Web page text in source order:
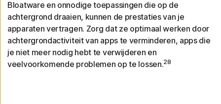
Bloatware en onnodige toepassingen die op de
achtergrond draaien, kunnen de prestaties van je
apparaten vertragen. Zorg dat ze optimaal werken door
achtergrondactiviteit van apps te verminderen, apps die
je niet meer nodig hebt te verwijderen en
veelvoorkomende problemen op te lossen.28